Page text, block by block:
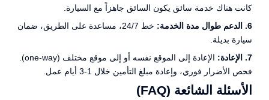
كانت هناك خدمة سائق يكون السائق جاهزاً مع السيارة.
6. الدعم طوال مدة الخدمة:
خط 24/7، مساعدة على الطريق، ضمان
سيارة بديلة.
7. الإعادة:
الإعادة إلى الموقع نفسه أو إلى موقع مختلف (one-way).
فحص الأضرار فوري، وإعادة مبلغ التأمين خلال 1-3 أيام عمل.
الأسئلة الشائعة (FAQ)